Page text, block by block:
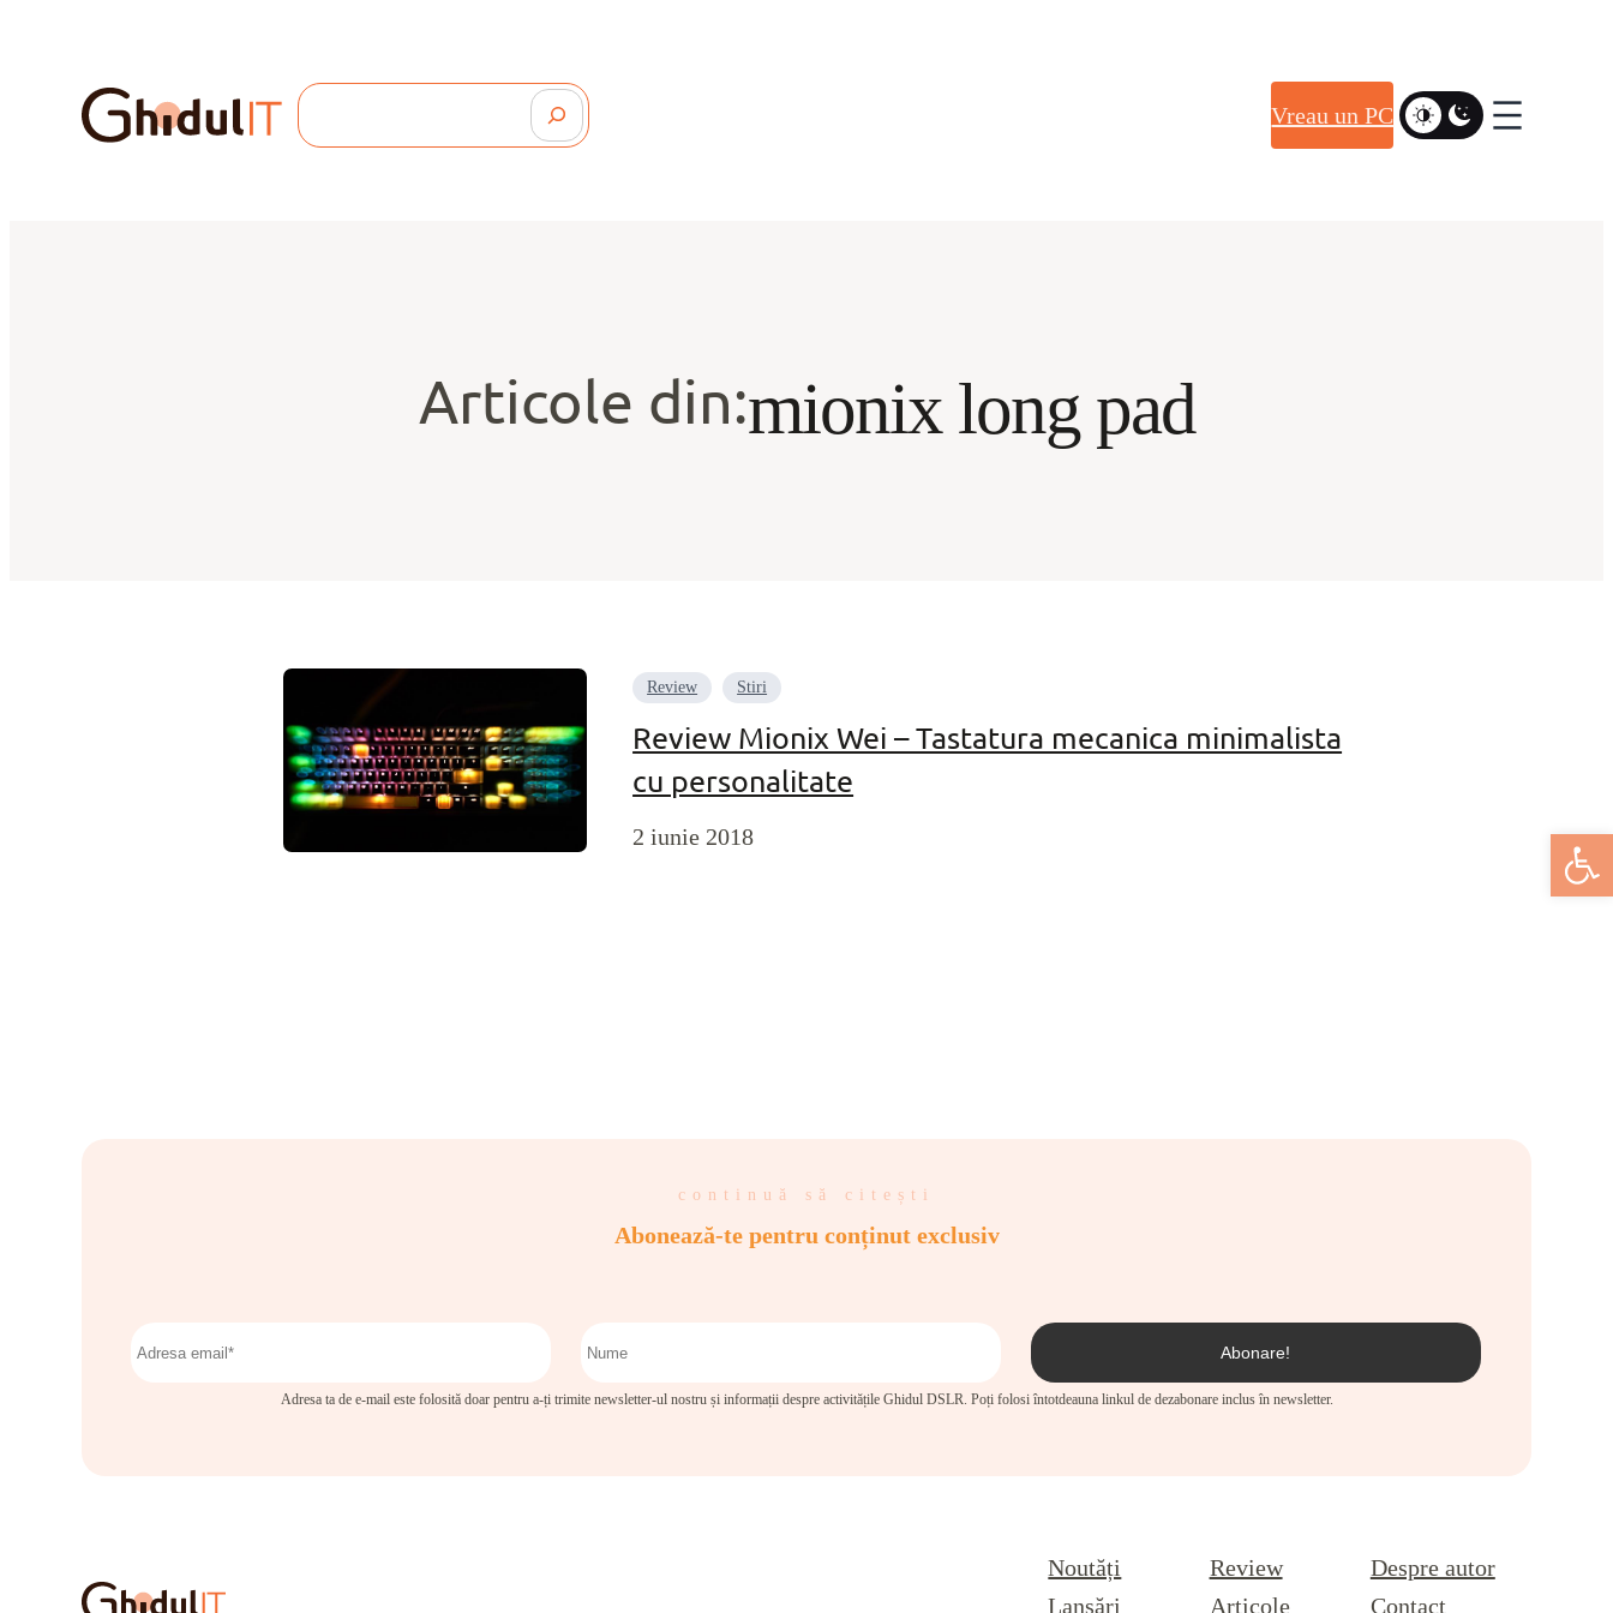
Deschide
Search
Vreau un PC
Articole din:mionix long pad
Review Stiri
Review Mionix Wei – Tastatura mecanica minimalista
cu personalitate
2 iunie 2018
continuă să citești
Abonează-te pentru conținut exclusiv
Adresa ta de e-mail este folosită doar pentru a-ți trimite newsletter-ul nostru și informații despre activitățile Ghidul DSLR. Poți folosi întotdeauna linkul de dezabonare inclus în newsletter.
Noutăți
Lansări
Review
Articole
Despre autor
Contact